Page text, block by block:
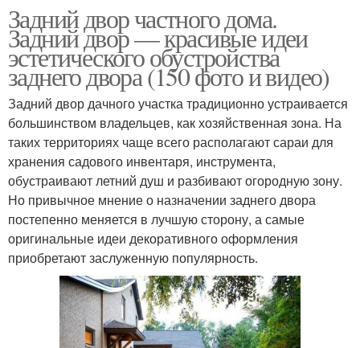
Задний двор частного дома.
Задний двор — красивые идеи
эстетического обустройства
заднего двора (150 фото и видео)
Задний двор дачного участка традиционно устраивается
большинством владельцев, как хозяйственная зона. На
таких территориях чаще всего располагают сараи для
хранения садового инвентаря, инструмента,
обустраивают летний душ и разбивают огородную зону.
Но привычное мнение о назначении заднего двора
постепенно меняется в лучшую сторону, а самые
оригинальные идеи декоративного оформления
приобретают заслуженную популярность.